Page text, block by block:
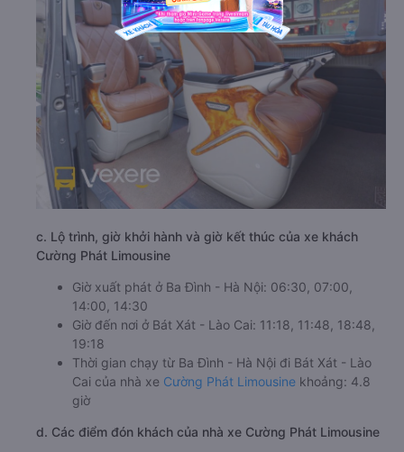
c. Lộ trình, giờ khởi hành và giờ kết thúc của xe khách
Cường Phát Limousine
Giờ xuất phát ở Ba Đình - Hà Nội: 06:30, 07:00,
14:00, 14:30
Giờ đến nơi ở Bát Xát - Lào Cai: 11:18, 11:48, 18:48,
19:18
Thời gian chạy từ Ba Đình - Hà Nội đi Bát Xát - Lào
Cai của nhà xe Cường Phát Limousine khoảng: 4.8
giờ
d. Các điểm đón khách của nhà xe Cường Phát Limousine